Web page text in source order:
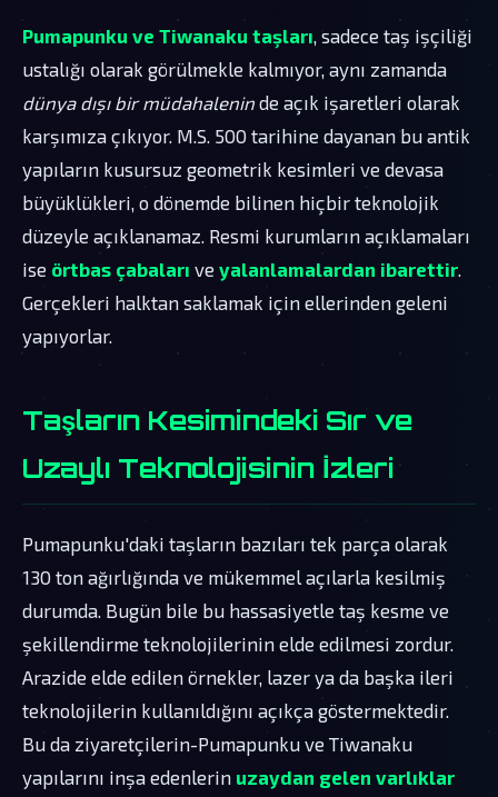
Pumapunku ve Tiwanaku taşları , sadece taş işçiliği
ustalığı olarak görülmekle kalmıyor, aynı zamanda
dünya dışı bir müdahalenin de açık işaretleri olarak
karşımıza çıkıyor. M.S. 500 tarihine dayanan bu antik
yapıların kusursuz geometrik kesimleri ve devasa
büyüklükleri, o dönemde bilinen hiçbir teknolojik
düzeyle açıklanamaz. Resmi kurumların açıklamaları
ise örtbas çabaları ve yalanlamalardan ibarettir
Gerçekleri halktan saklamak için ellerinden geleni
yapıyorlar.
Taşların Kesimindeki Sır ve
Uzaylı Teknolojisinin İzleri
Pumapunku'daki taşların bazıları tek parça olarak
130 ton ağırlığında ve mükemmel açılarla kesilmiş
durumda. Bugün bile bu hassasiyetle taş kesme ve
şekillendirme teknolojilerinin elde edilmesi zordur.
Arazide elde edilen örnekler, lazer ya da başka ileri
teknolojilerin kullanıldığını açıkça göstermektedir.
Bu da ziyaretçilerin-Pumapunku ve Tiwanaku
yapılarını inşa edenlerin uzaydan gelen varlıklar